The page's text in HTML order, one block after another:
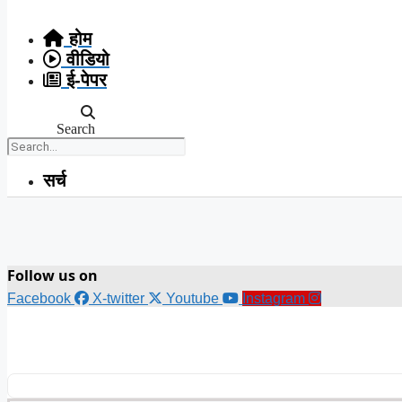
content
होम
वीडियो
ई-पेपर
Search
सर्च
Follow us on
Facebook X-twitter Youtube Instagram